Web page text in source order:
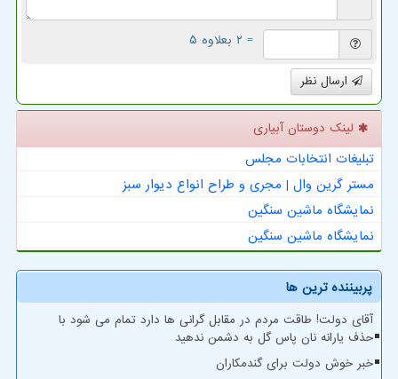
= ۲ بعلاوه ۵
ارسال نظر
لینک دوستان آبیاری
تبلیغات انتخابات مجلس
مستر گرین وال | مجری و طراح انواع دیوار سبز
نمایشگاه ماشین سنگین
نمایشگاه ماشین سنگین
پربیننده ترین ها
آقای دولت! طاقت مردم در مقابل گرانی ها دارد تمام می شود با
حذف یارانه نان پاس گل به دشمن ندهید
خبر خوش دولت برای گندمکاران